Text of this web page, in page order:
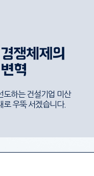
도하는 건설기업 미산
로 우뚝 서겠습니다.